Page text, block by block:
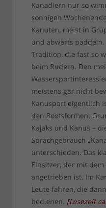
Kanadiern nur so
sonnigen
Kanuten, meist in
und abwärts
Tradition, die fast so
beim Rudern. Den
meistens gar nicht
Kanusport eigentlich
den Bootsformen:
Kajaks und Kanus –
Sprachgebrauch
unterschieden. Das
Einsitzer, der mit
angetrieben ist. Im
Leute fahren, die
bedienen. [Lesezeit ca.